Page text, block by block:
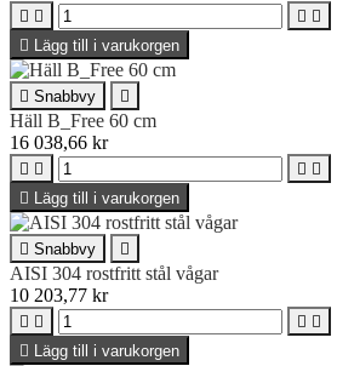
   
 Lägg till i varukorgen
 Snabbvy 
Häll B_Free 60 cm
16 038,66 kr
   
 Lägg till i varukorgen
 Snabbvy 
AISI 304 rostfritt stål vågar
10 203,77 kr
   
 Lägg till i varukorgen